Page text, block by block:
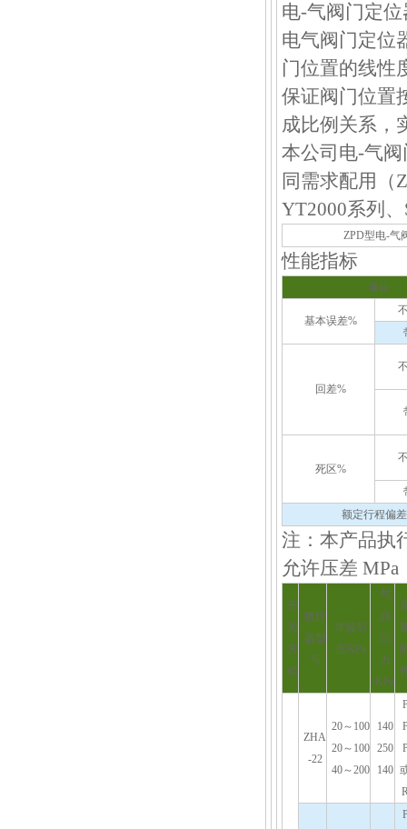
电-气阀门定位
电气阀门定位
门位置的线性
保证阀门位置
成比例关系，
本公司电-气
同需求配用（
YT2000系列
ZPD型电-气
性能指标
项目
基本误差%
回差%
死区%
额定行程偏
注：本产品执
允许压差 MPa
开
关
方
式
执行
器型
号
弹簧范
围KPa
气
源
压
力
KPa
ZHA
-22
20～100
20～100
40～200
140
250
140